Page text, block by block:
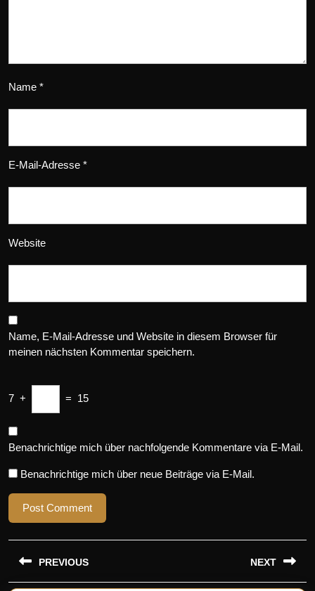
Name *
E-Mail-Adresse *
Website
Name, E-Mail-Adresse und Website in diesem Browser für
meinen nächsten Kommentar speichern.
7 + = 15
Benachrichtige mich über nachfolgende Kommentare via E-Mail.
Benachrichtige mich über neue Beiträge via E-Mail.
Beitragsnavigation
PREVIOUS NEXT